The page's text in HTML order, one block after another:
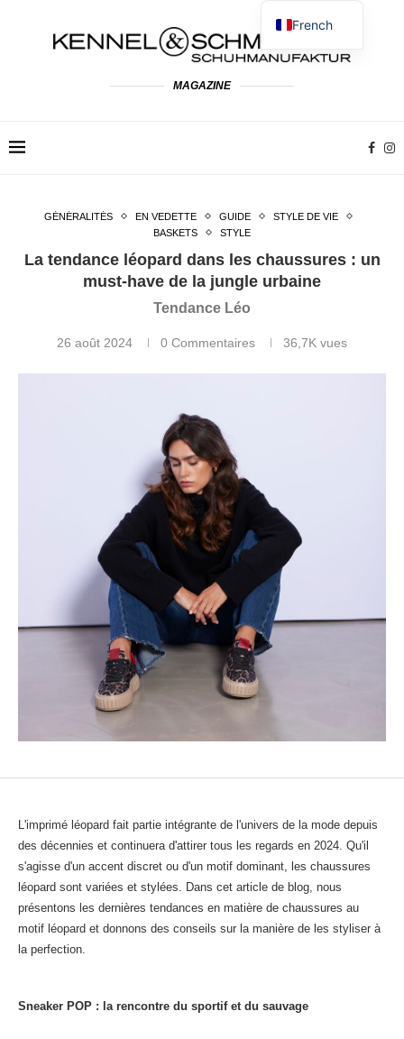
MAGAZINE
GÉNÉRALITÉS EN VEDETTE GUIDE
STYLE DE VIE
BASKETS
STYLE
La tendance léopard dans les chaussures : un
must-have de la jungle urbaine
Tendance Léo
26 août 2024 0 Commentaires 36,7K vues
L'imprimé léopard fait partie intégrante de l'univers de la mode depuis
des décennies et continuera d'attirer tous les regards en 2024. Qu'il
s'agisse d'un accent discret ou d'un motif dominant, les chaussures
léopard sont variées et stylées. Dans cet article de blog, nous
présentons les dernières tendances en matière de chaussures au
motif léopard et donnons des conseils sur la manière de les styliser à
la perfection.
Sneaker POP : la rencontre du sportif et du sauvage
French
German
English